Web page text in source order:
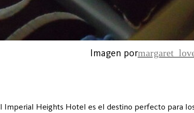
Imagen por
Imperial Heights Hotel es el destino perfecto para